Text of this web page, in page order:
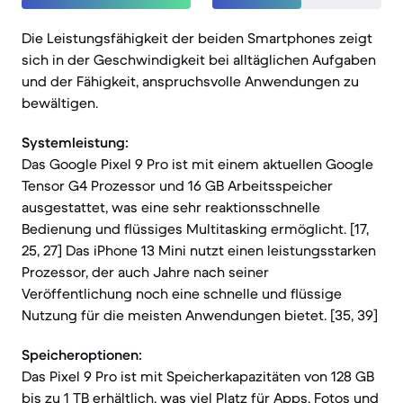
Die Leistungsfähigkeit der beiden Smartphones zeigt
sich in der Geschwindigkeit bei alltäglichen Aufgaben
und der Fähigkeit, anspruchsvolle Anwendungen zu
bewältigen.
Systemleistung:
Das Google Pixel 9 Pro ist mit einem aktuellen Google
Tensor G4 Prozessor und 16 GB Arbeitsspeicher
ausgestattet, was eine sehr reaktionsschnelle
Bedienung und flüssiges Multitasking ermöglicht. [17,
25, 27] Das iPhone 13 Mini nutzt einen leistungsstarken
Prozessor, der auch Jahre nach seiner
Veröffentlichung noch eine schnelle und flüssige
Nutzung für die meisten Anwendungen bietet. [35, 39]
Speicheroptionen:
Das Pixel 9 Pro ist mit Speicherkapazitäten von 128 GB
bis zu 1 TB erhältlich, was viel Platz für Apps, Fotos und